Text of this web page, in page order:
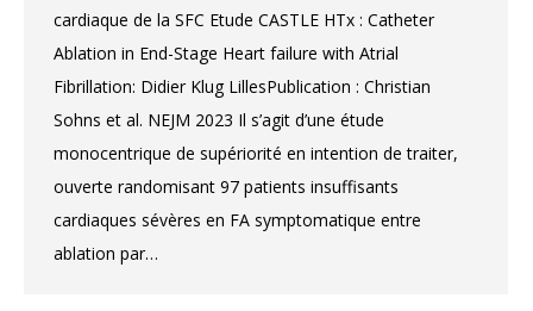
cardiaque de la SFC Etude CASTLE HTx : Catheter
Ablation in End-Stage Heart failure with Atrial
Fibrillation: Didier Klug LillesPublication : Christian
Sohns et al. NEJM 2023 Il s’agit d’une étude
monocentrique de supériorité en intention de traiter,
ouverte randomisant 97 patients insuffisants
cardiaques sévères en FA symptomatique entre
ablation par…